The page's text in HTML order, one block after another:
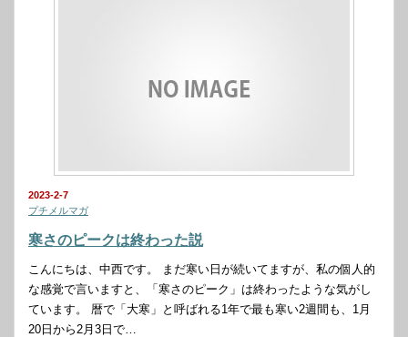
2023-2-7
プチメルマガ
寒さのピークは終わった説
こんにちは、中西です。 まだ寒い日が続いてますが、私の個人的
な感覚で言いますと、「寒さのピーク」は終わったような気がし
ています。 暦で「大寒」と呼ばれる1年で最も寒い2週間も、1月
20日から2月3日で…